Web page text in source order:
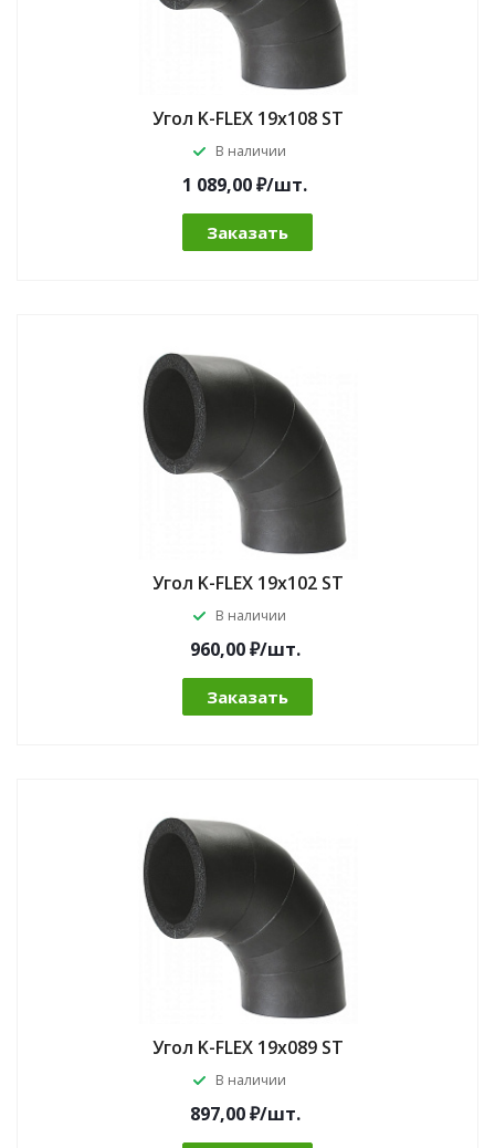
Угол K-FLEX 19x108 ST
В наличии
1 089,00 ₽/шт.
Заказать
Угол K-FLEX 19x102 ST
В наличии
960,00 ₽/шт.
Заказать
Угол K-FLEX 19x089 ST
В наличии
897,00 ₽/шт.